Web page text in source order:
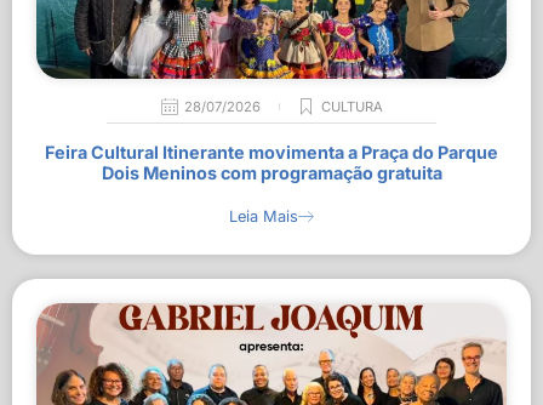
28/07/2026 CULTURA
Feira Cultural Itinerante movimenta a Praça do Parque
Dois Meninos com programação gratuita
Leia Mais